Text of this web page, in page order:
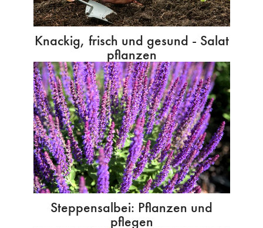
Knackig, frisch und gesund - Salat
pflanzen
Steppensalbei: Pflanzen und
pflegen